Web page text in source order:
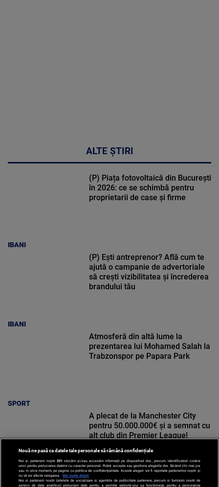
ALTE ȘTIRI
IBANI
(P) Piața fotovoltaică din București
în 2026: ce se schimbă pentru
proprietarii de case și firme
IBANI
(P) Ești antreprenor? Află cum te
ajută o campanie de advertoriale
să crești vizibilitatea și încrederea
brandului tău
SPORT
Atmosferă din altă lume la
prezentarea lui Mohamed Salah la
Trabzonspor pe Papara Park
SPORT
A plecat de la Manchester City
pentru 50.000.000€ și a semnat cu
alt club din Premier League!
Nouă ne pasă ca datele tale personale să rămână confidențiale
Noi și partenerii noștri 201 stocăm și/sau accesăm informații pe dispozitivul dvs., precum identificatorii cookie
unici pentru prelucrarea datelor cu caracter personal. Puteți accepta sau gestiona alegerile dvs. făcând clic mai jos
sau în orice moment, pe pagina cu politica de confidențialitate. Aceste alegeri vor fi raportate partenerilor noștri și
nu vă vor afecta navigarea.
Mai multe detalii
Noi si partenerii nostri (retelele de socializare si agentiile de publicitate partenere, precum si furnizorii nostri de
servicii de date analitice) prelucram date pentru a permite website-ului sa functioneze, pentru a personaliza